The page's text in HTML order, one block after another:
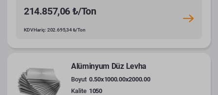
214.857,06 ₺/Ton
KDV Hariç: 202.695,34 ₺/Ton
Alüminyum Düz Levha
Boyut 0.50x1000.00x2000.00
Kalite 1050